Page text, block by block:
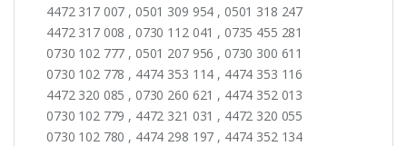
4472 317 007 , 0501 309 954 , 0501 318 247
4472 317 008 , 0730 112 041 , 0735 455 281
0730 102 777 , 0501 207 956 , 0730 300 611
0730 102 778 , 4474 353 114 , 4474 353 116
4472 320 085 , 0730 260 621 , 4474 352 013
0730 102 779 , 4472 321 031 , 4472 320 055
0730 102 780 , 4474 298 197 , 4474 352 134